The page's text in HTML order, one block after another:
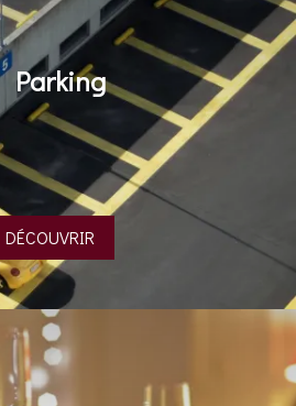
Parking
DÉCOUVRIR